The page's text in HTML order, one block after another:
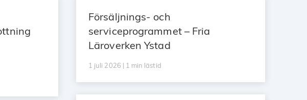
Försäljnings- och
serviceprogrammet – Fria
Läroverken Ystad
1 juli 2026 | 1 min lästid